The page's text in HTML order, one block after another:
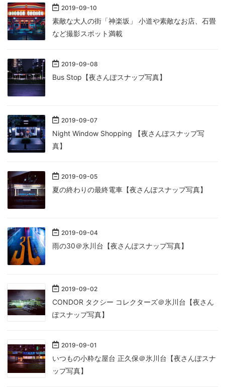
2019-09-10
素敵な大人の街「神楽坂」 小道や素敵なお店、石畳
など撮影スポット満載
2019-09-08
Bus Stop【夜さんぽスナップ写真】
2019-09-07
Night Window Shopping 【夜さんぽスナップ写
真】
2019-09-05
夏の終わりの最終電車【夜さんぽスナップ写真】
2019-09-04
雨の30＠氷川台【夜さんぽスナップ写真】
2019-09-02
CONDOR タクシー コレクターズ＠氷川台【夜さん
ぽスナップ写真】
2019-09-01
いつもの小粋な屋台 正久保＠氷川台【夜さんぽスナ
ップ写真】